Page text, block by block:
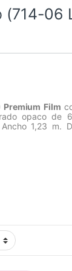
(714-06
Premium Film
opaco de
1,23 m.